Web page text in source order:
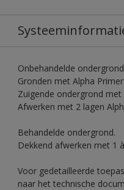
Onbehandelde
Gronden met Alpha Primer.
Zuigende ondergrond met
Afwerken met 2 lagen
Behandelde ondergrond.
Dekkend afwerken met 1
Voor gedetailleerde
naar het technische